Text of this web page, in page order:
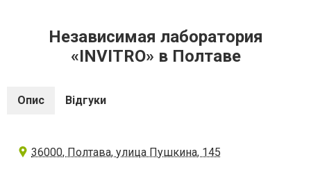
Независимая лаборатория
«INVITRO» в Полтаве
Опис Відгуки
36000, Полтава, улица Пушкина, 145